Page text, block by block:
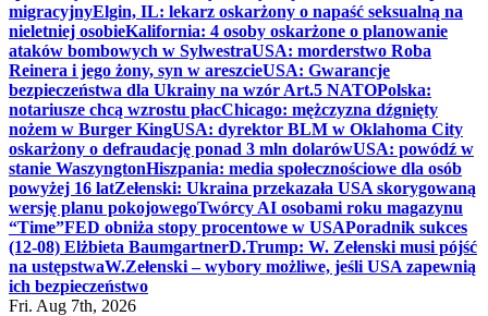
migracyjnyElgin, IL: lekarz oskarżony o napaść seksualną na
nieletniej osobieKalifornia: 4 osoby oskarżone o planowanie
ataków bombowych w SylwestraUSA: morderstwo Roba
Reinera i jego żony, syn w areszcieUSA: Gwarancje
bezpieczeństwa dla Ukrainy na wzór Art.5 NATOPolska:
notariusze chcą wzrostu płacChicago: mężczyzna dźgnięty
nożem w Burger KingUSA: dyrektor BLM w Oklahoma City
oskarżony o defraudację ponad 3 mln dolarówUSA: powódź w
stanie WaszyngtonHiszpania: media społecznościowe dla osób
powyżej 16 latZełenski: Ukraina przekazała USA skorygowaną
wersję planu pokojowegoTwórcy AI osobami roku magazynu
“Time”FED obniża stopy procentowe w USAPoradnik sukces
(12-08) Elżbieta BaumgartnerD.Trump: W. Zełenski musi pójść
na ustępstwaW.Zełenski – wybory możliwe, jeśli USA zapewnią
ich bezpieczeństwo
Fri. Aug 7th, 2026